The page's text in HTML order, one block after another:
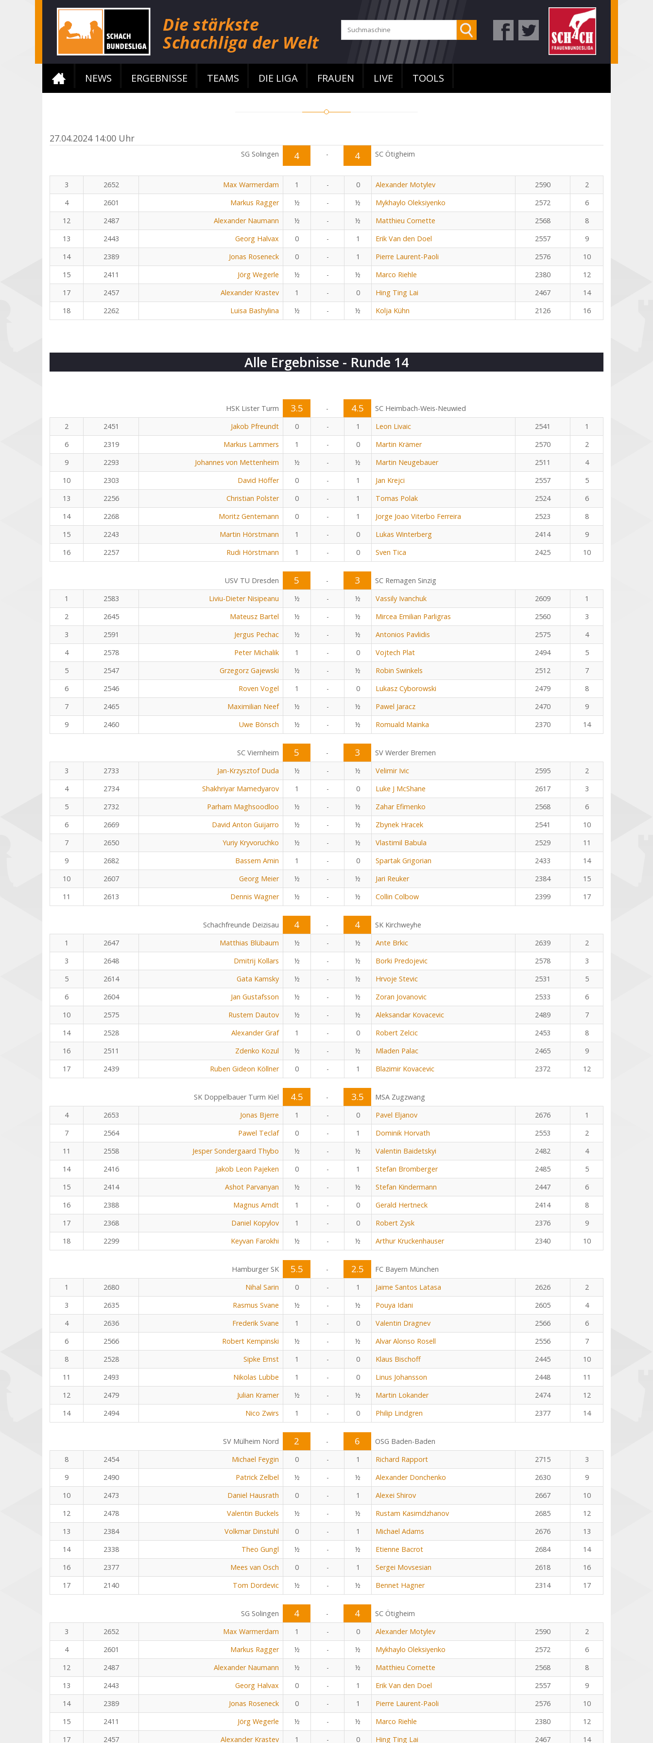
NEWS ERGEBNISSE TEAMS DIE LIGA FRAUEN LIVE TOOLS
27.04.2024 14:00 Uhr
SG Solingen 4 - 4 SC Ötigheim
3 2652 Max Warmerdam 1 - 0 Alexander Motylev 2590
2
4
2601 Markus Ragger ½ - ½ Mykhaylo Oleksiyenko 2572
6
12
2487 Alexander Naumann ½ - ½ Matthieu Cornette 2568
8
13
2443 Georg Halvax 0 - 1 Erik Van den Doel 2557
9
14
2389 Jonas Roseneck 0 - 1 Pierre Laurent-Paoli 2576
10
15
2411 Jörg Wegerle ½ - ½ Marco Riehle 2380
12
17
2457 Alexander Krastev 1 - 0 Hing Ting Lai 2467
14
18
2262 Luisa Bashylina ½ - ½ Kolja Kühn 2126 16
Alle Ergebnisse - Runde 14
HSK Lister Turm 3.5 - 4.5
SC Heimbach-Weis-Neuwied
2
2451 Jakob Pfreundt 0 - 1 Leon Livaic 2541
1
6
2319 Markus Lammers 1 - 0 Martin Krämer 2570
2
9
2293 Johannes von Mettenheim ½ - ½ Martin Neugebauer 2511
4
10
2303 David Höffer 0 - 1 Jan Krejci 2557
5
13
2256 Christian Polster 0 - 1 Tomas Polak 2524
6
14
2268 Moritz Gentemann 0 - 1 Jorge Joao Viterbo Ferreira 2523
8
15
2243 Martin Hörstmann 1 - 0 Lukas Winterberg 2414
9
16
2257 Rudi Hörstmann 1 - 0 Sven Tica 2425 10
USV TU Dresden 5 - 3
SC Remagen Sinzig
1
2583 Liviu-Dieter Nisipeanu ½ - ½ Vassily Ivanchuk 2609
1
2
2645 Mateusz Bartel ½ - ½ Mircea Emilian Parligras 2560
3
3
2591 Jergus Pechac ½ - ½ Antonios Pavlidis 2575
4
4
2578 Peter Michalik 1 - 0 Vojtech Plat 2494
5
5
2547 Grzegorz Gajewski ½ - ½ Robin Swinkels 2512
7
6
2546 Roven Vogel 1 - 0 Lukasz Cyborowski 2479
8
7
2465 Maximilian Neef ½ - ½ Pawel Jaracz 2470
9
9
2460 Uwe Bönsch ½ - ½ Romuald Mainka 2370 14
SC Viernheim 5 - 3
SV Werder Bremen
3
2733 Jan-Krzysztof Duda ½ - ½ Velimir Ivic 2595
2
4
2734 Shakhriyar Mamedyarov 1 - 0 Luke J McShane 2617
3
5
2732 Parham Maghsoodloo ½ - ½ Zahar Efimenko 2568
6
6
2669 David Anton Guijarro ½ - ½ Zbynek Hracek 2541
10
7
2650 Yuriy Kryvoruchko ½ - ½ Vlastimil Babula 2529
11
9
2682 Bassem Amin 1 - 0 Spartak Grigorian 2433
14
10
2607 Georg Meier ½ - ½ Jari Reuker 2384
15
11
2613 Dennis Wagner ½ - ½ Collin Colbow 2399 17
Schachfreunde Deizisau 4 - 4
SK Kirchweyhe
1
2647 Matthias Blübaum ½ - ½ Ante Brkic 2639
2
3
2648 Dmitrij Kollars ½ - ½ Borki Predojevic 2578
3
5
2614 Gata Kamsky ½ - ½ Hrvoje Stevic 2531
5
6
2604 Jan Gustafsson ½ - ½ Zoran Jovanovic 2533
6
10
2575 Rustem Dautov ½ - ½ Aleksandar Kovacevic 2489
7
14
2528 Alexander Graf 1 - 0 Robert Zelcic 2453
8
16
2511 Zdenko Kozul ½ - ½ Mladen Palac 2465
9
17
2439 Ruben Gideon Köllner 0 - 1 Blazimir Kovacevic 2372 12
SK Doppelbauer Turm Kiel 4.5 - 3.5
MSA Zugzwang
4
2653 Jonas Bjerre 1 - 0 Pavel Eljanov 2676
1
7
2564 Pawel Teclaf 0 - 1 Dominik Horvath 2553
2
11
2558 Jesper Sondergaard Thybo ½ - ½ Valentin Baidetskyi 2482
4
14
2416 Jakob Leon Pajeken 0 - 1 Stefan Bromberger 2485
5
15
2414 Ashot Parvanyan ½ - ½ Stefan Kindermann 2447
6
16
2388 Magnus Arndt 1 - 0 Gerald Hertneck 2414
8
17
2368 Daniel Kopylov 1 - 0 Robert Zysk 2376
9
18
2299 Keyvan Farokhi ½ - ½ Arthur Kruckenhauser 2340 10
Hamburger SK 5.5 - 2.5
FC Bayern München
1
2680 Nihal Sarin 0 - 1 Jaime Santos Latasa 2626
2
3
2635 Rasmus Svane ½ - ½ Pouya Idani 2605
4
4
2636 Frederik Svane 1 - 0 Valentin Dragnev 2566
6
6
2566 Robert Kempinski ½ - ½ Alvar Alonso Rosell 2556
7
8
2528 Sipke Ernst 1 - 0 Klaus Bischoff 2445
10
11
2493 Nikolas Lubbe 1 - 0 Linus Johansson 2448
11
12
2479 Julian Kramer ½ - ½ Martin Lokander 2474
12
14
2494 Nico Zwirs 1 - 0 Philip Lindgren 2377 14
SV Mülheim Nord 2 - 6
OSG Baden-Baden
8
2454 Michael Feygin 0 - 1 Richard Rapport 2715
3
9
2490 Patrick Zelbel ½ - ½ Alexander Donchenko 2630
9
10
2473 Daniel Hausrath 0 - 1 Alexei Shirov 2667
10
12
2478 Valentin Buckels ½ - ½ Rustam Kasimdzhanov 2685
12
13
2384 Volkmar Dinstuhl 0 - 1 Michael Adams 2676
13
14
2338 Theo Gungl ½ - ½ Etienne Bacrot 2684
14
16
2377 Mees van Osch 0 - 1 Sergei Movsesian 2618
16
17
2140 Tom Dordevic ½ - ½ Bennet Hagner 2314 17
SG Solingen 4 - 4
SC Ötigheim
3
2652 Max Warmerdam 1 - 0 Alexander Motylev 2590
2
4
2601 Markus Ragger ½ - ½ Mykhaylo Oleksiyenko 2572
6
12
2487 Alexander Naumann ½ - ½ Matthieu Cornette 2568
8
13
2443 Georg Halvax 0 - 1 Erik Van den Doel 2557
9
14
2389 Jonas Roseneck 0 - 1 Pierre Laurent-Paoli 2576
10
15
2411 Jörg Wegerle ½ - ½ Marco Riehle 2380
12
17
2457 Alexander Krastev 1 - 0 Hing Ting Lai 2467 14